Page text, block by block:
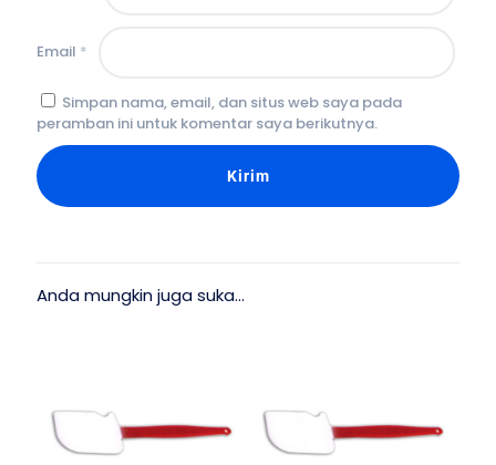
Email *
Simpan nama, email, dan situs web saya pada
peramban ini untuk komentar saya berikutnya.
Anda mungkin juga suka…